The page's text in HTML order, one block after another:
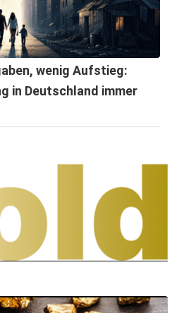
wenig Aufstieg:
in Deutschland immer